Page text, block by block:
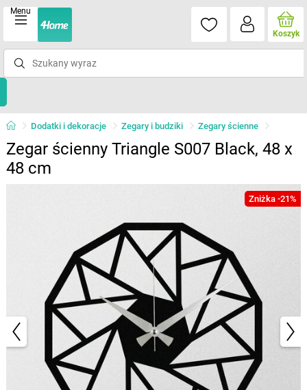
Menu
Koszyk
Dodatki i dekoracje Zegary i budziki Zegary ścienne
Zegar ścienny Triangle S007 Black, 48 x
48 cm
Zniżka -21%